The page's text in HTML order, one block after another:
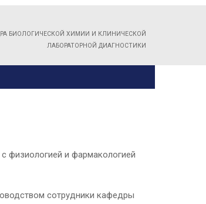
БИОЛОГИЧЕСКОЙ ХИМИИ И КЛИНИЧЕСКОЙ
ЛАБОРАТОРНОЙ ДИАГНОСТИКИ
физиологией и фармакологией
сотрудники кафедры